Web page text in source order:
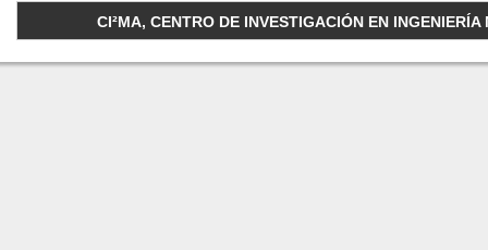
CI²MA, CENTRO DE INVESTIGACIÓN EN